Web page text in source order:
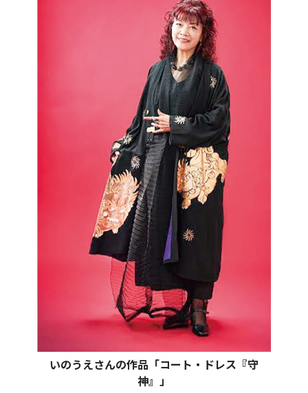
いのうえさんの作品「コート・ドレス『守
神』」